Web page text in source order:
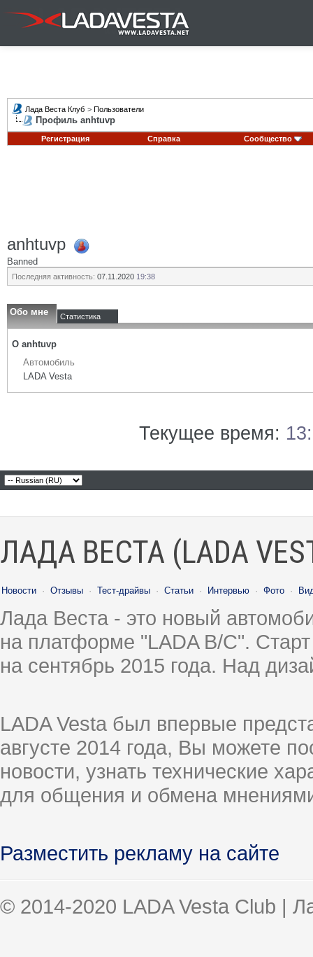
Лада Веста Клуб > Пользователи
Профиль anhtuvp
Регистрация Справка Сообщество
anhtuvp
Banned
Последняя активность: 07.11.2020 19:38
Обо мне Статистика
О anhtuvp
Автомобиль
LADA Vesta
Текущее время:
ЛАДА ВЕСТА (LADA
Новости · Отзывы · Тест-драйвы · Статьи · Интервью · Фото ·
Лада Веста - это новый
на платформе "LADA B/C".
на сентябрь 2015 года. Над
LADA Vesta был впервые
августе 2014 года, Вы можете
новости, узнать технические
для общения и обмена
Разместить рекламу на сайте
© 2014-2020 LADA Vesta Club |